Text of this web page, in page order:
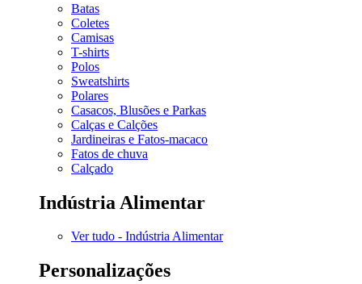
Batas
Coletes
Camisas
T-shirts
Polos
Sweatshirts
Polares
Casacos, Blusões e Parkas
Calças e Calções
Jardineiras e Fatos-macaco
Fatos de chuva
Calçado
Indústria Alimentar
Ver tudo - Indústria Alimentar
Personalizações